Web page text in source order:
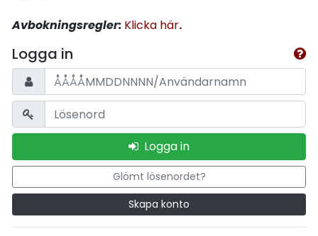
Avbokningsregler: Klicka här.
Logga in
Logga in
Glömt lösenordet?
Skapa konto